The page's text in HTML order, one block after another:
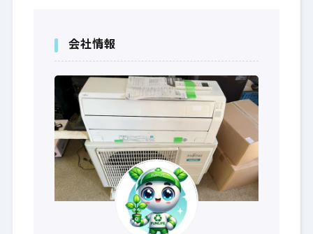
会社情報